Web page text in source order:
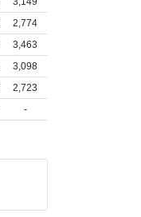
2,774
3,463
3,098
2,723
-